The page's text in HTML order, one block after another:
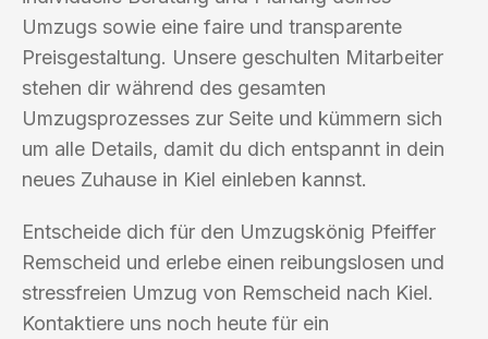
Umzugs sowie eine faire und transparente
Preisgestaltung. Unsere geschulten Mitarbeiter
stehen dir während des gesamten
Umzugsprozesses zur Seite und kümmern sich
um alle Details, damit du dich entspannt in dein
neues Zuhause in Kiel einleben kannst.
Entscheide dich für den Umzugskönig Pfeiffer
Remscheid und erlebe einen reibungslosen und
stressfreien Umzug von Remscheid nach Kiel.
Kontaktiere uns noch heute für ein